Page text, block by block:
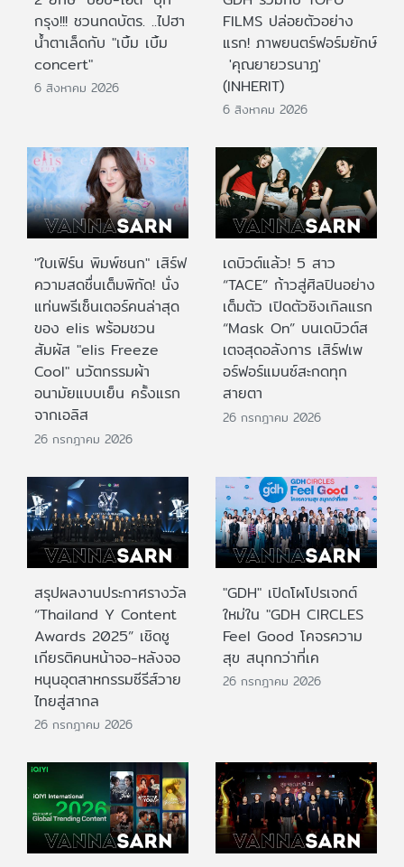
กรุง!!! ชวนกดบัตร. ..ไปฮา
น้ำตาเล็ดกับ "เบิ้ม เบิ้ม
concert"
6 สิงหาคม 2026
FILMS ปล่อยตัวอย่าง
แรก! ภาพยนตร์ฟอร์มยักษ์
'คุณยายวรนาฏ'
(INHERIT)
6 สิงหาคม 2026
"ใบเฟิร์น พิมพ์ชนก" เสิร์ฟ
ความสดชื่นเต็มพิกัด! นั่ง
แท่นพรีเซ็นเตอร์คนล่าสุด
ของ elis พร้อมชวน
สัมผัส "elis Freeze
Cool" นวัตกรรมผ้า
อนามัยแบบเย็น ครั้งแรก
จากเอลิส
26 กรกฎาคม 2026
เดบิวต์แล้ว! 5 สาว
“TACE” ก้าวสู่ศิลปินอย่าง
เต็มตัว เปิดตัวซิงเกิลแรก
“Mask On” บนเดบิวต์ส
เตจสุดอลังการ เสิร์ฟเพ
อร์ฟอร์แมนซ์สะกดทุก
สายตา
26 กรกฎาคม 2026
สรุปผลงานประกาศรางวัล
“Thailand Y Content
Awards 2025” เชิดชู
เกียรติคนหน้าจอ-หลังจอ
หนุนอุตสาหกรรมซีรีส์วาย
ไทยสู่สากล
26 กรกฎาคม 2026
"GDH" เปิดโผโปรเจกต์
ใหม่ใน "GDH CIRCLES
Feel Good โคจรความ
สุข สนุกกว่าที่เค
26 กรกฎาคม 2026